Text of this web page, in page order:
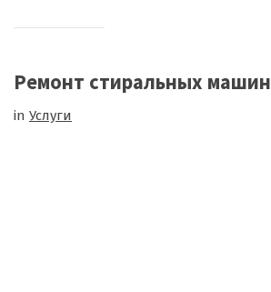
Ремонт стиральных машин
in Услуги